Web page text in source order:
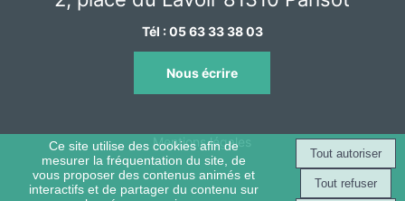
Tél :05 63 33 38 03
Nous écrire
Mentions légales
Ce site utilise des cookies afin de
mesurer la fréquentation du site, de
vous proposer des contenus animés et
interactifs et de partager du contenu sur